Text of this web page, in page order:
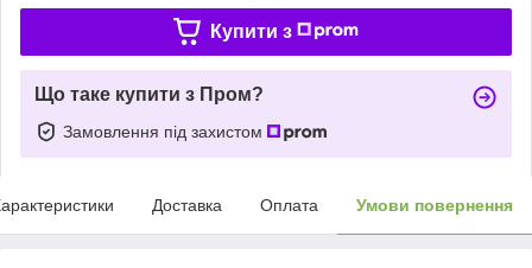
Купити з
Що таке купити з Пром?
Замовлення під захистом
Доставка Оплата Умови повернення